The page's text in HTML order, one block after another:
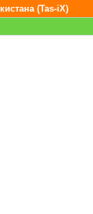
(Tas-iX)